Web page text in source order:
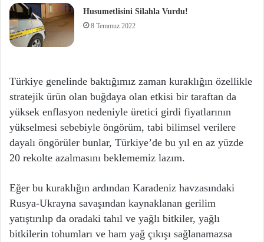
Husumetlisini Silahla Vurdu!
8 Temmuz 2022
Türkiye genelinde baktığımız zaman kuraklığın özellikle
stratejik ürün olan buğdaya olan etkisi bir taraftan da
yüksek enflasyon nedeniyle üretici girdi fiyatlarının
yükselmesi sebebiyle öngörüm, tabi bilimsel verilere
dayalı öngörüler bunlar, Türkiye’de bu yıl en az yüzde
20 rekolte azalmasını beklememiz lazım.
Eğer bu kuraklığın ardından Karadeniz havzasındaki
Rusya-Ukrayna savaşından kaynaklanan gerilim
yatıştırılıp da oradaki tahıl ve yağlı bitkiler, yağlı
bitkilerin tohumları ve ham yağ çıkışı sağlanamazsa